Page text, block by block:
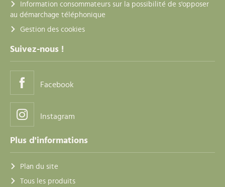
Information consommateurs sur la possibilité de s'opposer
au démarchage téléphonique
Gestion des cookies
Suivez-nous !
Facebook
Instagram
Plus d'informations
Plan du site
Tous les produits